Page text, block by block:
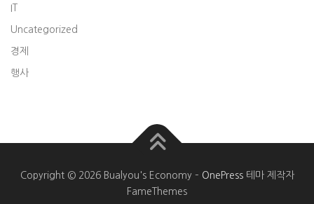
IT
Uncategorized
경제
행사
Copyright © 2026 Bualyou's Economy – OnePress테마 제작자
FameThemes